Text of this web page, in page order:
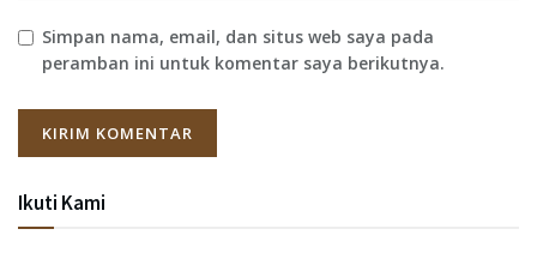
Simpan nama, email, dan situs web saya pada
peramban ini untuk komentar saya berikutnya.
Ikuti Kami